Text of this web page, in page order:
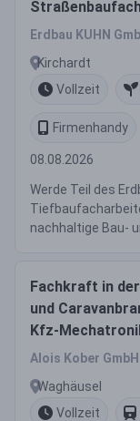
Erdbau KUHN
Kirchardt
Vollzeit
Firmenhandy
08.08.2026
Werde Teil des
nachhaltige Bau-
Fachkraft in
und
Kfz-
Mechaniker (w/
Alois Kober GmbH
Waghäusel
Vollzeit